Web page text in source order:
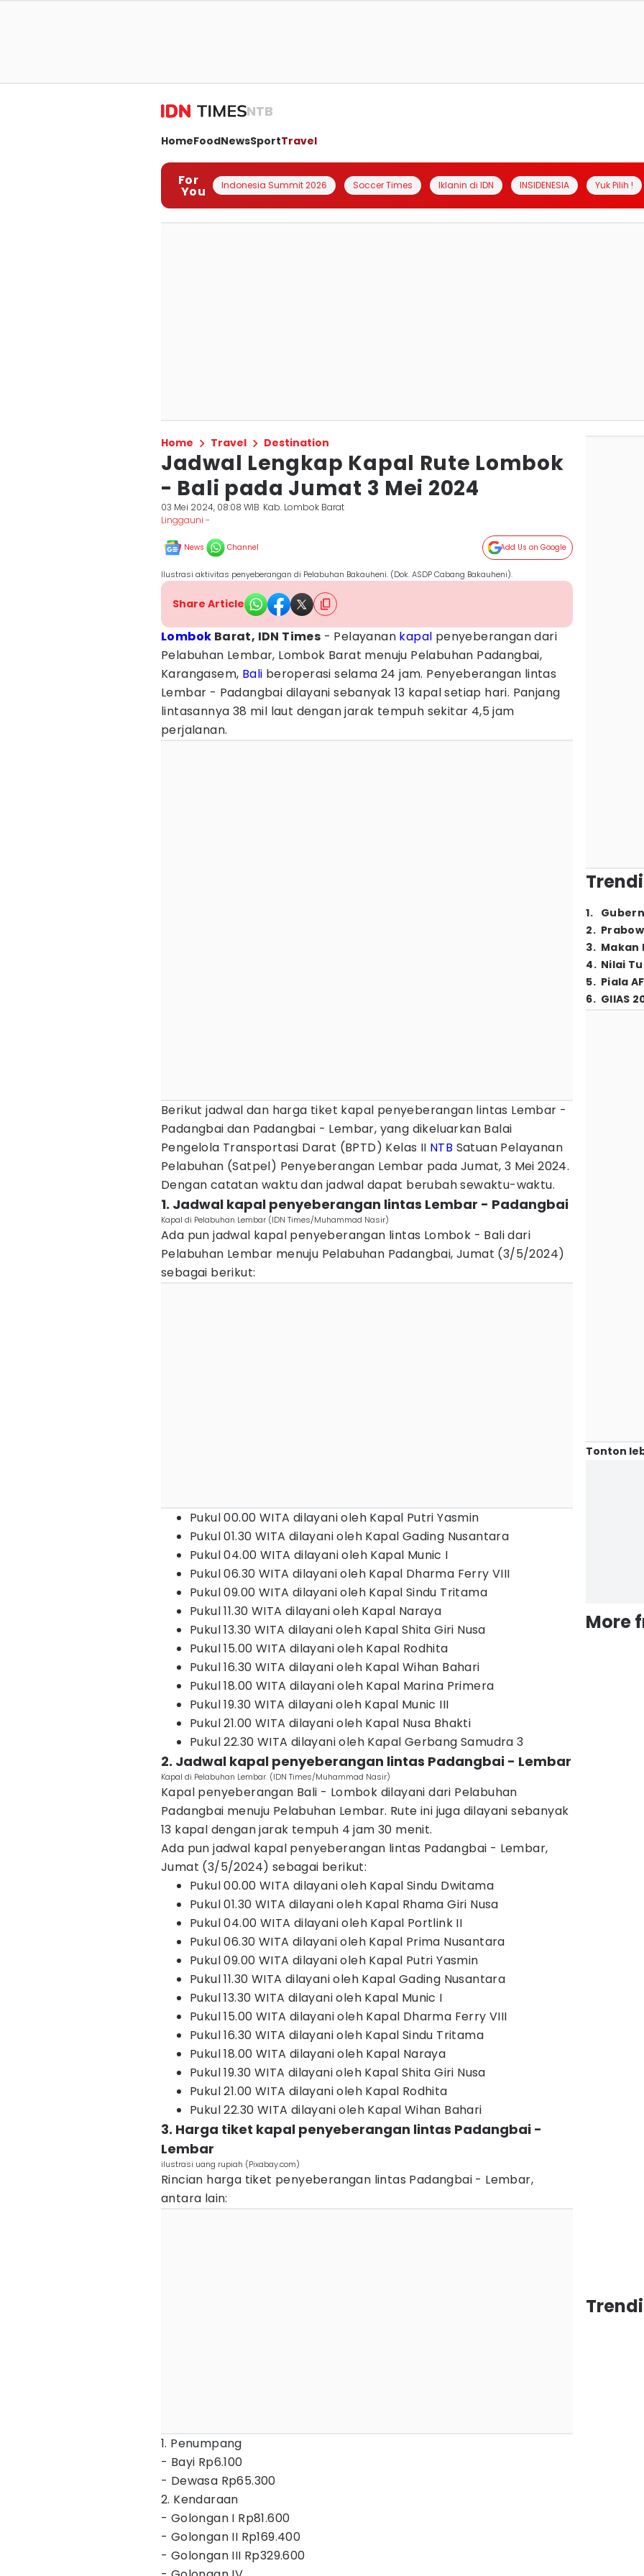
NTB
HomeFoodNewsSportTravel
For
You Indonesia Summit 2026 Soccer Times Iklanin di IDN INSIDENESIA Yuk Pilih !
Home Travel Destination
Jadwal Lengkap Kapal Rute Lombok
- Bali pada Jumat 3 Mei 2024
03 Mei 2024, 08:08 WIB Kab. Lombok Barat
Linggauni -
News Channel Add Us on Google
Ilustrasi aktivitas penyeberangan di Pelabuhan Bakauheni. (Dok. ASDP Cabang Bakauheni).
Share Article
Lombok Barat, IDN Times - Pelayanan kapal penyeberangan dari
Pelabuhan Lembar, Lombok Barat menuju Pelabuhan Padangbai,
Karangasem, Bali beroperasi selama 24 jam. Penyeberangan lintas
Lembar - Padangbai dilayani sebanyak 13 kapal setiap hari. Panjang
lintasannya 38 mil laut dengan jarak tempuh sekitar 4,5 jam
perjalanan.
Berikut jadwal dan harga tiket kapal penyeberangan lintas Lembar -
Padangbai dan Padangbai - Lembar, yang dikeluarkan Balai
Pengelola Transportasi Darat (BPTD) Kelas II NTB Satuan Pelayanan
Pelabuhan (Satpel) Penyeberangan Lembar pada Jumat, 3 Mei 2024.
Dengan catatan waktu dan jadwal dapat berubah sewaktu-waktu.
1. Jadwal kapal penyeberangan lintas Lembar - Padangbai
Kapal di Pelabuhan Lembar (IDN Times/Muhammad Nasir)
Ada pun jadwal kapal penyeberangan lintas Lombok - Bali dari
Pelabuhan Lembar menuju Pelabuhan Padangbai, Jumat (3/5/2024)
sebagai berikut:
Pukul 00.00 WITA dilayani oleh Kapal Putri Yasmin
Pukul 01.30 WITA dilayani oleh Kapal Gading Nusantara
Pukul 04.00 WITA dilayani oleh Kapal Munic I
Pukul 06.30 WITA dilayani oleh Kapal Dharma Ferry VIII
Pukul 09.00 WITA dilayani oleh Kapal Sindu Tritama
Pukul 11.30 WITA dilayani oleh Kapal Naraya
Pukul 13.30 WITA dilayani oleh Kapal Shita Giri Nusa
Pukul 15.00 WITA dilayani oleh Kapal Rodhita
Pukul 16.30 WITA dilayani oleh Kapal Wihan Bahari
Pukul 18.00 WITA dilayani oleh Kapal Marina Primera
Pukul 19.30 WITA dilayani oleh Kapal Munic III
Pukul 21.00 WITA dilayani oleh Kapal Nusa Bhakti
Pukul 22.30 WITA dilayani oleh Kapal Gerbang Samudra 3
2. Jadwal kapal penyeberangan lintas Padangbai - Lembar
Kapal di Pelabuhan Lembar. (IDN Times/Muhammad Nasir)
Kapal penyeberangan Bali - Lombok dilayani dari Pelabuhan
Padangbai menuju Pelabuhan Lembar. Rute ini juga dilayani sebanyak
13 kapal dengan jarak tempuh 4 jam 30 menit.
Ada pun jadwal kapal penyeberangan lintas Padangbai - Lembar,
Jumat (3/5/2024) sebagai berikut:
Pukul 00.00 WITA dilayani oleh Kapal Sindu Dwitama
Pukul 01.30 WITA dilayani oleh Kapal Rhama Giri Nusa
Pukul 04.00 WITA dilayani oleh Kapal Portlink II
Pukul 06.30 WITA dilayani oleh Kapal Prima Nusantara
Pukul 09.00 WITA dilayani oleh Kapal Putri Yasmin
Pukul 11.30 WITA dilayani oleh Kapal Gading Nusantara
Pukul 13.30 WITA dilayani oleh Kapal Munic I
Pukul 15.00 WITA dilayani oleh Kapal Dharma Ferry VIII
Pukul 16.30 WITA dilayani oleh Kapal Sindu Tritama
Pukul 18.00 WITA dilayani oleh Kapal Naraya
Pukul 19.30 WITA dilayani oleh Kapal Shita Giri Nusa
Pukul 21.00 WITA dilayani oleh Kapal Rodhita
Pukul 22.30 WITA dilayani oleh Kapal Wihan Bahari
3. Harga tiket kapal penyeberangan lintas Padangbai -
Lembar
ilustrasi uang rupiah (Pixabay.com)
Rincian harga tiket penyeberangan lintas Padangbai - Lembar,
antara lain:
1. Penumpang
- Bayi Rp6.100
- Dewasa Rp65.300
2. Kendaraan
- Golongan I Rp81.600
- Golongan II Rp169.400
- Golongan III Rp329.600
1.
2.
3. Makan
4. Nilai
5. Piala
6. GIIAS
Tonton
More